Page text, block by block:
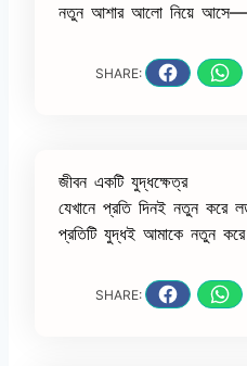
নতুন আশার আলো নিয়ে
SHARE:
জীবন একটি যুদ্ধক্ষেত্র
যেখানে প্রতি দিনই নতুন
প্রতিটি যুদ্ধই আমাকে নতুন
SHARE: